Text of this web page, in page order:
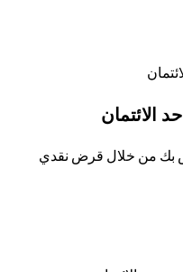
الائتمان
بك من خلال قرض نقدي